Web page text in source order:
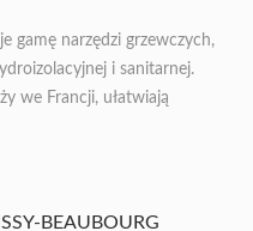
gamę narzędzi grzewczych,
i sanitarnej.
we Francji, ułatwiają
BEAUBOURG